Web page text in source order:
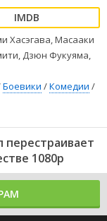
Хасэгава, Масааки
Дзюн Фукуяма,
Боевики /Комедии /
1080p